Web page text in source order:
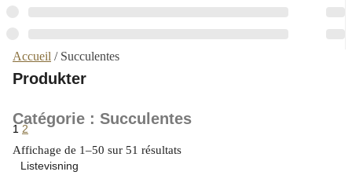
Accueil / Succulentes
Produkter
Catégorie : Succulentes
Affichage de 1–50 sur 51 résultats
1 2
Listevisning